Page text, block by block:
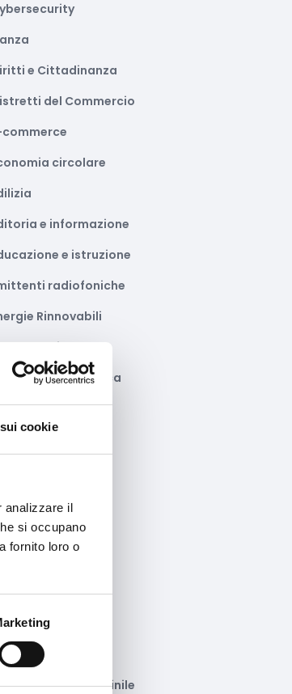
cookie
analizzare il
si occupano
fornito loro o
e Cittadinanza
del Commercio
commerce
circolare
e informazione
e istruzione
radiofoniche
Rinnovabili
e/o chimica
e lavoro
e sicurezza
economy
sportivi
femminile